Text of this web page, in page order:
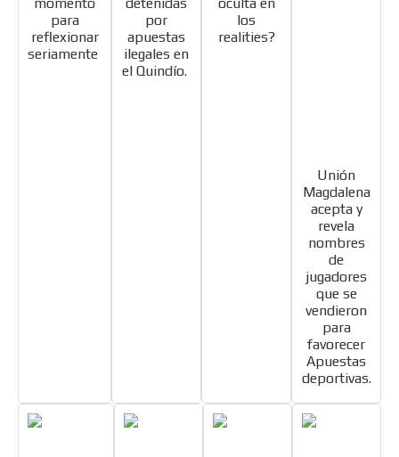
momento
para
reflexionar
seriamente
detenidas
por
apuestas
ilegales en
el Quindío.
oculta en
los
realities?
Unión
Magdalena
acepta y
revela
nombres
de
jugadores
que se
vendieron
para
favorecer
Apuestas
deportivas.